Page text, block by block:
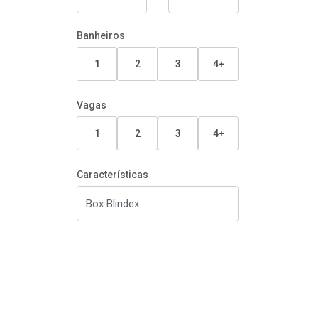
Banheiros
1 2 3 4+
Vagas
1 2 3 4+
Características